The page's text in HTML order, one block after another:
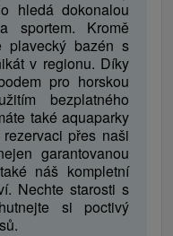
hledá dokonalou
sportem. Kromě
plavecký bazén s
v regionu. Díky
pro horskou
bezplatného
také aquaparky
přes naši
garantovanou
náš kompletní
Nechte starosti s
si poctivý